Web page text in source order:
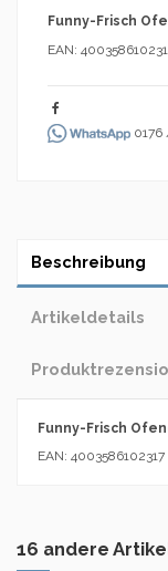
Funny-Frisch
EAN:
0176
Beschreibung
Artikeldetails
Funny-Frisch
EAN: 4003586102317
16 andere